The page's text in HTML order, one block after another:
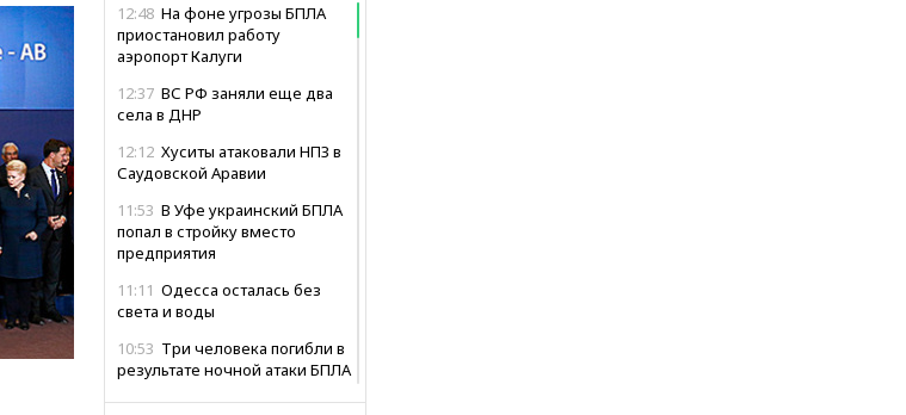
12:48 На фоне угрозы БПЛА
приостановил работу
аэропорт Калуги
12:37 ВС РФ заняли еще два
села в ДНР
12:12 Хуситы атаковали НПЗ в
Саудовской Аравии
11:53 В Уфе украинский БПЛА
попал в стройку вместо
предприятия
11:11 Одесса осталась без
света и воды
10:53 Три человека погибли в
результате ночной атаки БПЛА